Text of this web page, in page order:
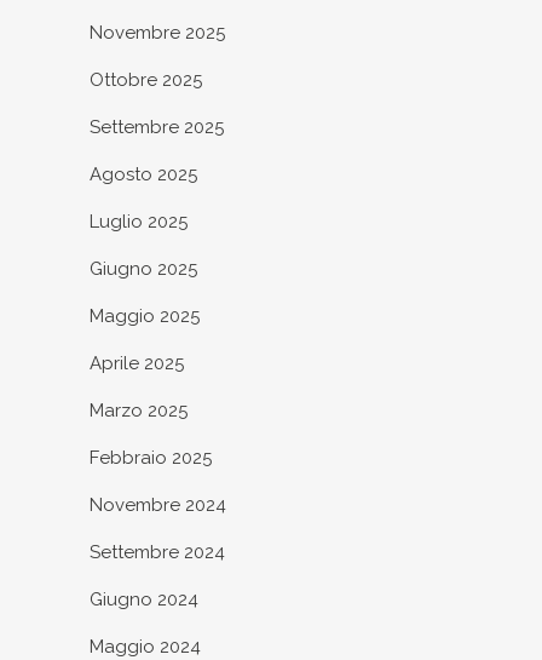
Novembre 2025
Ottobre 2025
Settembre 2025
Agosto 2025
Luglio 2025
Giugno 2025
Maggio 2025
Aprile 2025
Marzo 2025
Febbraio 2025
Novembre 2024
Settembre 2024
Giugno 2024
Maggio 2024